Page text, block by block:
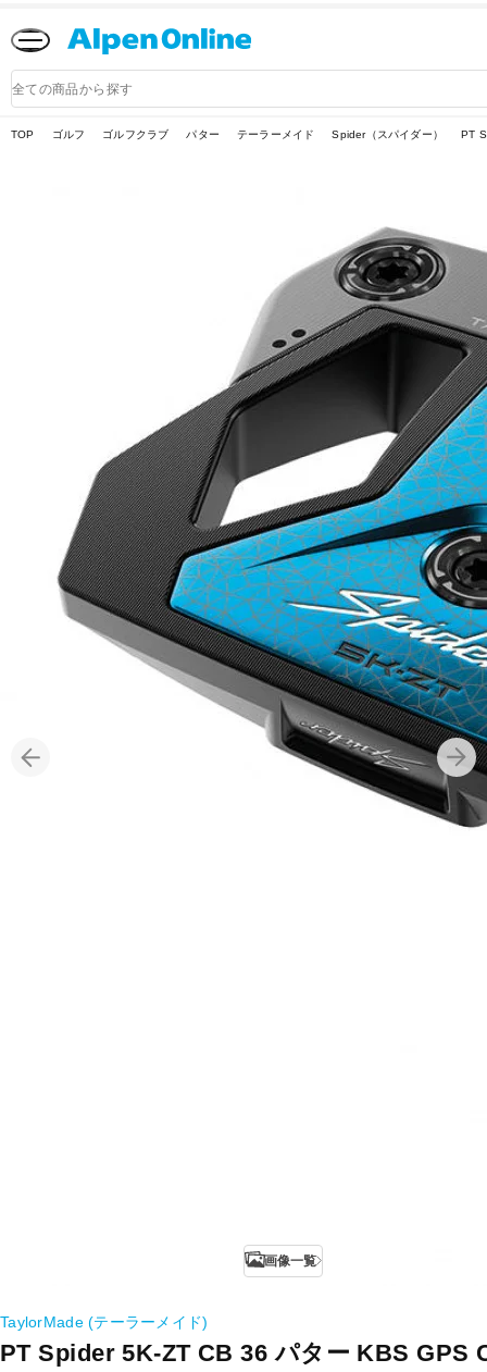
品
検
TOP
ゴルフ ゴルフクラブ パター テーラーメイド Spider（スパイダー） PT
画像一覧
TaylorMade (テーラーメイド)
PT Spider 5K-ZT CB 36 パター KBS GPS